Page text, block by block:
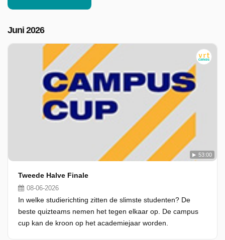
Juni 2026
53:00
Tweede Halve Finale
08-06-2026
In welke studierichting zitten de slimste studenten? De
beste quizteams nemen het tegen elkaar op. De campus
cup kan de kroon op het academiejaar worden.